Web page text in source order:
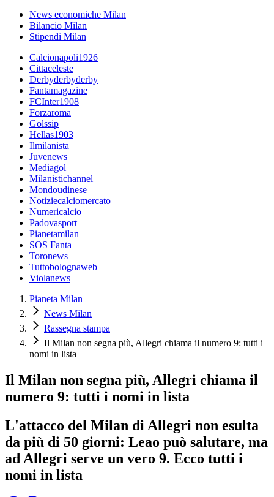
News economiche Milan
Bilancio Milan
Stipendi Milan
Calcionapoli1926
Cittaceleste
Derbyderbyderby
Fantamagazine
FCInter1908
Forzaroma
Golssip
Hellas1903
Ilmilanista
Juvenews
Mediagol
Milanistichannel
Mondoudinese
Notiziecalciomercato
Numericalcio
Padovasport
Pianetamilan
SOS Fanta
Toronews
Tuttobolognaweb
Violanews
Pianeta Milan
News Milan
Rassegna stampa
Il Milan non segna più, Allegri chiama il numero 9: tutti i
nomi in lista
Il Milan non segna più, Allegri chiama il
numero 9: tutti i nomi in lista
L'attacco del Milan di Allegri non esulta
da più di 50 giorni: Leao può salutare, ma
ad Allegri serve un vero 9. Ecco tutti i
nomi in lista